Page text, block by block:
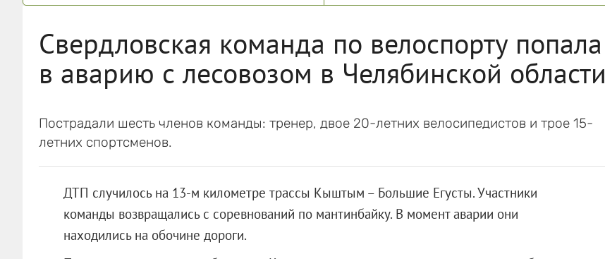
Свердловская команда по велоспорту попала
в аварию с лесовозом в Челябинской области
Пострадали шесть членов команды: тренер, двое 20-летних велосипедистов и трое 15-
летних спортсменов.
ДТП случилось на 13-м километре трассы Кыштым – Большие Егусты. Участники
команды возвращались с соревнований по мантинбайку. В момент аварии они
находились на обочине дороги.